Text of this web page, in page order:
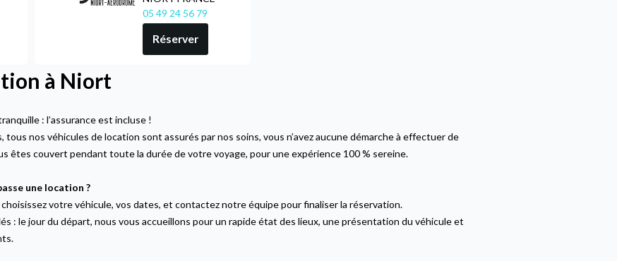
05 49 24 56 79
Réserver
à Niort
: l’assurance est incluse !
tous nos véhicules de location sont assurés par nos soins, vous n’avez aucune démarche à effectuer de
êtes couvert pendant toute la durée de votre voyage, pour une expérience 100 % sereine.
une location ?
choisissez votre véhicule, vos dates, et contactez notre équipe pour finaliser la réservation.
: le jour du départ, nous vous accueillons pour un rapide état des lieux, une présentation du véhicule et